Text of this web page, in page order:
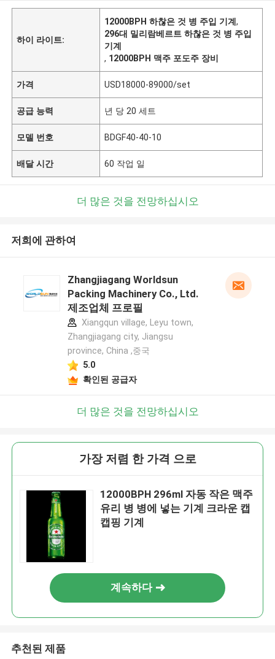
하이 라이트:
12000BPH 하찮은 것 병 주입 기계,
296대 밀리람베르트 하찮은 것 병 주입
기계
, 12000BPH 맥주 포도주 장비
가격 USD18000-89000/set
공급 능력 년 당 20 세트
모델 번호 BDGF40-40-10
배달 시간 60 작업 일
더 많은 것을 전망하십시오
저희에 관하여
Zhangjiagang Worldsun
Packing Machinery Co., Ltd.
제조업체 프로필
Xiangqun village, Leyu town,
Zhangjiagang city, Jiangsu
province, China ,중국
5.0
확인된 공급자
더 많은 것을 전망하십시오
가장 저렴 한 가격 으로
12000BPH 296ml 자동 작은 맥주
유리 병 병에 넣는 기계 크라운 캡
캡핑 기계
계속하다
추천된 제품